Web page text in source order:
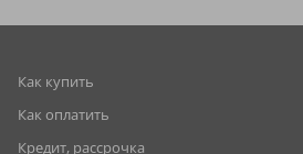
Как купить
Как оплатить
Кредит, рассрочка